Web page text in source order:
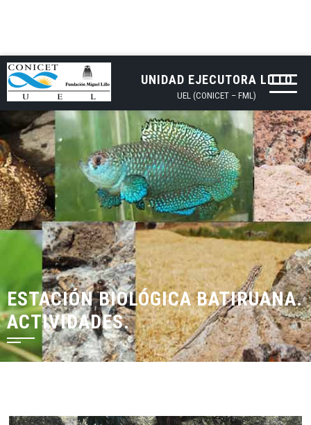
UNIDAD EJECUTORA LILLO
UEL (CONICET – FML)
ESTACIÓN BIOLÓGICA BATIRUANA.
ACTIVIDADES.